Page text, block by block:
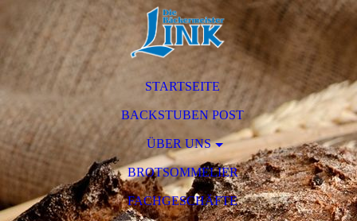
STARTSEITE
BACKSTUBEN POST
ÜBER UNS
BROTSOMMELIER
FACHGESCHÄFTE